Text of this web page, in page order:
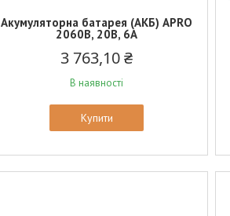
Акумуляторна батарея (АКБ) APRO
2060B, 20В, 6А
3 763,10 ₴
В наявності
Купити